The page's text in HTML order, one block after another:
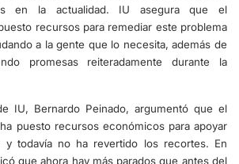
en la actualidad. IU asegura que el
recursos para remediar este problema
a la gente que lo necesita, además de
promesas reiteradamente durante la
IU, Bernardo Peinado, argumentó que el
puesto recursos económicos para apoyar
y todavía no ha revertido los recortes. En
que ahora hay más parados que antes del